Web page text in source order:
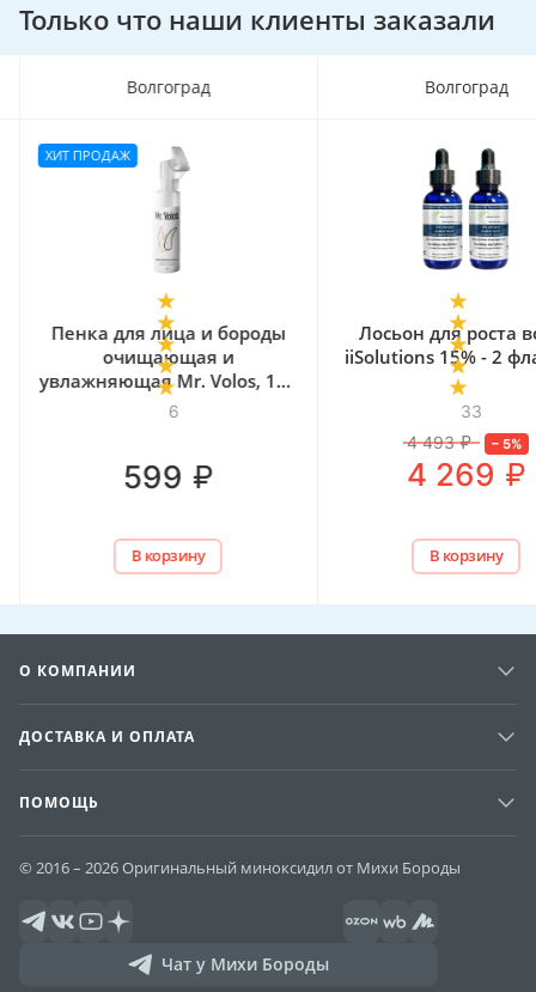
Только что наши клиенты заказали
Волгоград
ХИТ ПРОДАЖ
6
Пенка для лица и бороды
очищающая и
увлажняющая Mr. Volos, 160
мл
599 ₽
В корзину
Волгоград
33
Лосьон для роста
iiSolutions 15% - 2
4 493 ₽ – 5%
4 269 ₽
В корзину
О КОМПАНИИ
ДОСТАВКА И ОПЛАТА
ПОМОЩЬ
© 2016 – 2026 Оригинальный миноксидил от Михи Бороды
Чат у Михи Бороды